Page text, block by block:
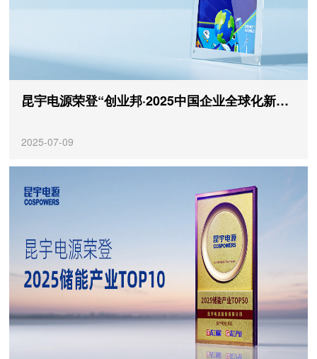
昆宇电源荣登“创业邦·2025中国企业全球化新势力100强榜单”
2025-07-09